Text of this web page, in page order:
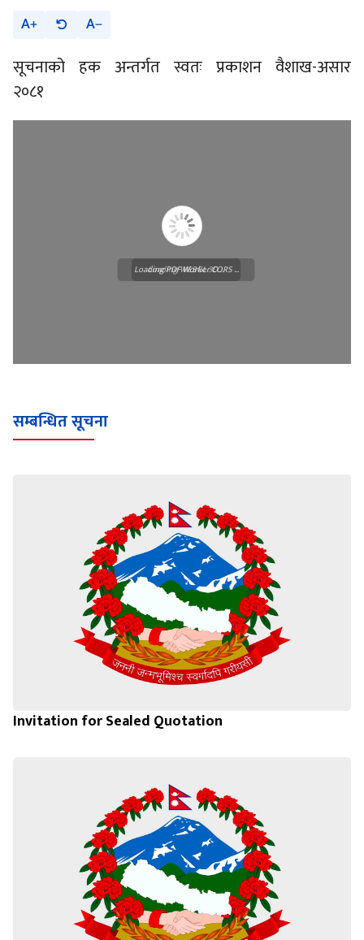
A A
सूचनाको हक अन्तर्गत स्वतः प्रकाशन वैशाख-असार
२०८१
Loading WEBGL 3D ...
Loading PDF Worker CORS ...
सम्बन्धित सूचना
Invitation for Sealed Quotation